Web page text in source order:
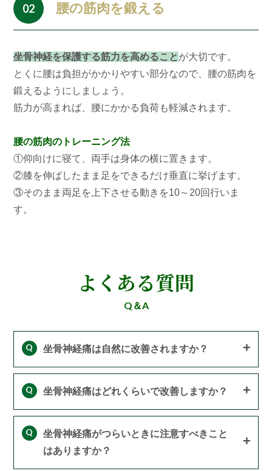
02 腰の筋肉を鍛える
坐骨神経を保護する筋力を高めることが大切です。
とくに腰は負担がかかりやすい部分なので、腰の筋肉を
鍛えるようにしましょう。
筋力が高まれば、腰にかかる負荷も軽減されます。
腰の筋肉のトレーニング法
①仰向けに寝て、両手は身体の横に置きます。
②膝を伸ばしたまま足をできるだけ垂直に挙げます。
③そのまま両足を上下させる動きを10～20回行いま
す。
よくある質問
Q＆A
Q 坐骨神経痛は自然に改善されますか？
Q 坐骨神経痛はどれくらいで改善しますか？
Q
坐骨神経痛がつらいときに注意すべきこと
はありますか？